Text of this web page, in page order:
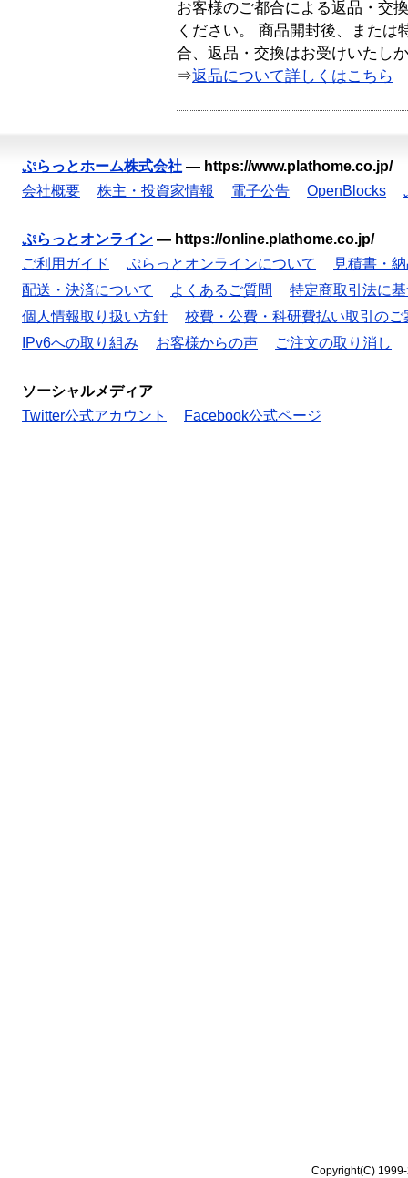
お客様のご都合による返品・交
ください。 商品開封後、または
合、返品・交換はお受けいたし
⇒返品について詳しくはこちら
ぷらっとホーム株式会社 — https://www.plathome.co.jp/
会社概要
株主・投資家情報 電子公告 OpenBlocks
ぷらっとオンライン — https://online.plathome.co.jp/
ご利用ガイド
ぷらっとオンラインについて
見積書・
配送・決済について
よくあるご質問
特定商取引法に
個人情報取り扱い方針
校費・公費・科研費払い取引のご
IPv6への取り組み
お客様からの声 ご注文の取り消し
ソーシャルメディア
Twitter公式アカウント
Facebook公式ページ
Copyright(C)